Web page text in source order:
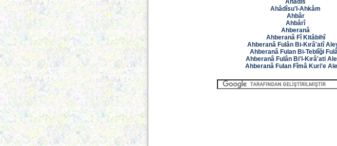
Ahâdîs
Ahâdîsu'l-Ahkâm
Ahbâr
Ahbârî
Ahberanâ
Ahberanâ Fî Kitâbihî
Ahberanâ Fulân Bi-Kırâ'atî
Ahberanâ Fulan Bi-Teblîği
Ahberanâ Fulân Bi'l-Kırâ'ati
Ahberanâ Fulan Fîmâ Kuri'e